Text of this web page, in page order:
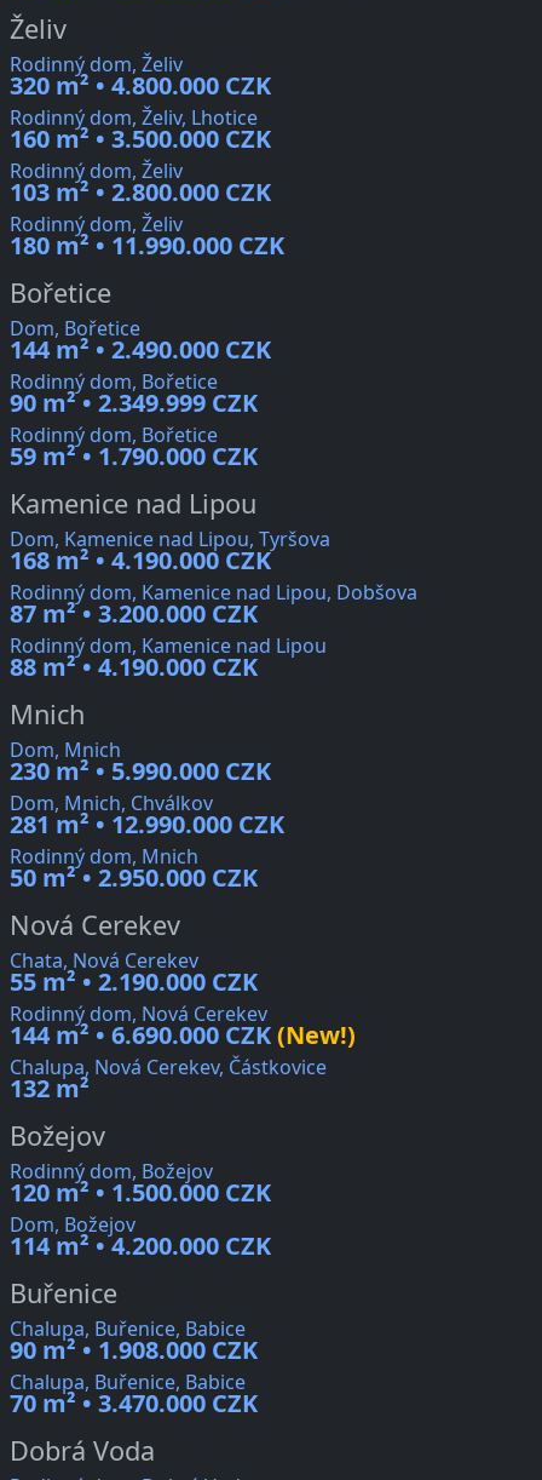
Želiv
Rodinný dom, Želiv
320 m² • 4.800.000 CZK
Rodinný dom, Želiv, Lhotice
160 m² • 3.500.000 CZK
Rodinný dom, Želiv
103 m² • 2.800.000 CZK
Rodinný dom, Želiv
180 m² • 11.990.000 CZK
Bořetice
Dom, Bořetice
144 m² • 2.490.000 CZK
Rodinný dom, Bořetice
90 m² • 2.349.999 CZK
Rodinný dom, Bořetice
59 m² • 1.790.000 CZK
Kamenice nad Lipou
Dom, Kamenice nad Lipou, Tyršova
168 m² • 4.190.000 CZK
Rodinný dom, Kamenice nad Lipou, Dobšova
87 m² • 3.200.000 CZK
Rodinný dom, Kamenice nad Lipou
88 m² • 4.190.000 CZK
Mnich
Dom, Mnich
230 m² • 5.990.000 CZK
Dom, Mnich, Chválkov
281 m² • 12.990.000 CZK
Rodinný dom, Mnich
50 m² • 2.950.000 CZK
Nová Cerekev
Chata, Nová Cerekev
55 m² • 2.190.000 CZK
Rodinný dom, Nová Cerekev
144 m² • 6.690.000 CZK(New!)
Chalupa, Nová Cerekev, Částkovice
132 m²
Božejov
Rodinný dom, Božejov
120 m² • 1.500.000 CZK
Dom, Božejov
114 m² • 4.200.000 CZK
Buřenice
Chalupa, Buřenice, Babice
90 m² • 1.908.000 CZK
Chalupa, Buřenice, Babice
70 m² • 3.470.000 CZK
Dobrá Voda